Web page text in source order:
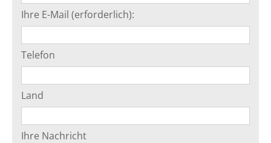
Ihre E-Mail (erforderlich):
Telefon
Land
Ihre Nachricht